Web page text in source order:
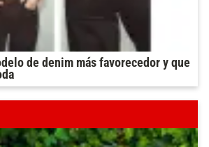
de denim más favorecedor y que